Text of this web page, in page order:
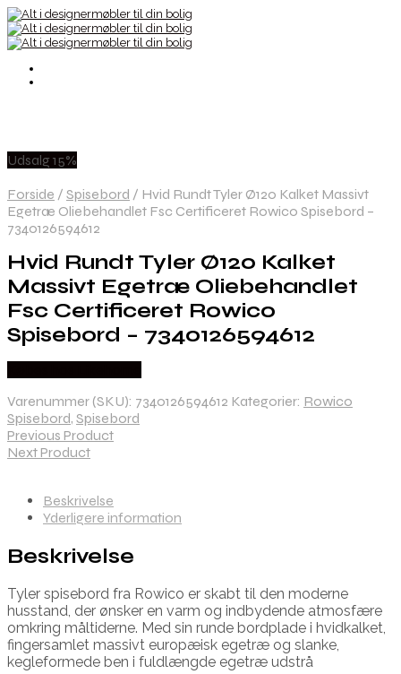
Udsalg 15%
Forside / Spisebord / Hvid Rundt Tyler Ø120 Kalket Massivt
Egetræ Oliebehandlet Fsc Certificeret Rowico Spisebord –
7340126594612
Hvid Rundt Tyler Ø120 Kalket
Massivt Egetræ Oliebehandlet
Fsc Certificeret Rowico
Spisebord – 7340126594612
Varenummer (SKU): 7340126594612 Kategorier: Rowico
Spisebord, Spisebord
Previous Product
Next Product
Beskrivelse
Yderligere information
Beskrivelse
Tyler spisebord fra Rowico er skabt til den moderne
husstand, der ønsker en varm og indbydende atmosfære
omkring måltiderne. Med sin runde bordplade i hvidkalket,
fingersamlet massivt europæisk egetræ og slanke,
kegleformede ben i fuldlængde egetræ udstrå